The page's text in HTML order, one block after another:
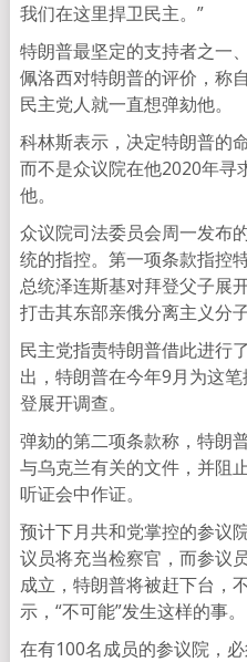
我们在这里捍卫民主。”
特朗普最坚定的支持者之一
佩洛西对特朗普的评价，称
民主党人就一直想弹劾他。
科林斯表示，决定特朗普的
而不是众议院在他2020年寻
他。
众议院司法委员会周一发布
统的指控。第一项条款指控
总统泽连斯基对拜登父子展
打击其东部亲俄分离主义分
民主党指责特朗普借此进行
出，特朗普在今年9月为这
登展开调查。
弹劾的第二项条款称，特朗
与乌克兰有关的文件，并阻
听证会中作证。
预计下月共和党掌控的参议
议员将充当检察官，而参议
成立，特朗普将被赶下台，
示，“不可能”发生这样的事。
在有100名成员的参议院，